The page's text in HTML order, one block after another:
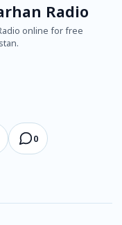
Radio
online for free
0